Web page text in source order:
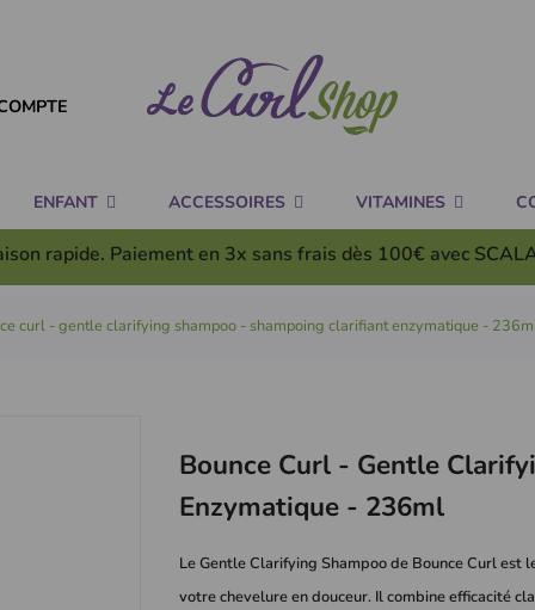
ENFANT ACCESSOIRES VITAMINES
rapide. Paiement en 3x sans frais dès 100€ avec
curl - gentle clarifying shampoo - shampoing clarifiant enzymatique -
Bounce Curl - Gentle
Enzymatique - 236ml
Le Gentle Clarifying Shampoo de Bounce Curl est
votre chevelure en douceur. Il combine efficacité